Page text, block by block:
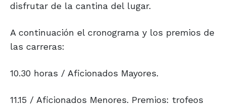
disfrutar de la cantina del lugar.
A continuación el cronograma y los premios de
las carreras:
10.30 horas / Aficionados Mayores.
11.15 / Aficionados Menores. Premios: trofeos